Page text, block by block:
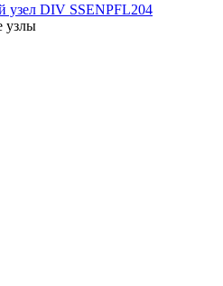
DIV SSENPFL204
узлы